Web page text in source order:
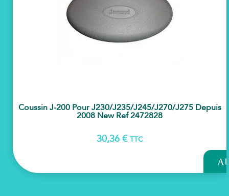
Coussin J-200 Pour J230/j235/j245/j270/j275 Depuis
2008 New Ref 2472828
30,36 € TTC